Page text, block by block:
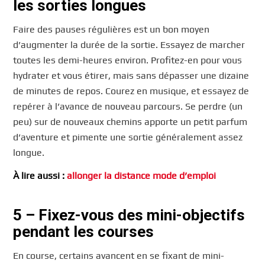
les sorties longues
Faire des pauses régulières est un bon moyen
d’augmenter la durée de la sortie. Essayez de marcher
toutes les demi-heures environ. Profitez-en pour vous
hydrater et vous étirer, mais sans dépasser une dizaine
de minutes de repos. Courez en musique, et essayez de
repérer à l’avance de nouveau parcours. Se perdre (un
peu) sur de nouveaux chemins apporte un petit parfum
d’aventure et pimente une sortie généralement assez
longue.
À lire aussi :allonger la distance mode d’emploi
5 – Fixez-vous des mini-objectifs
pendant les courses
En course, certains avancent en se fixant de mini-